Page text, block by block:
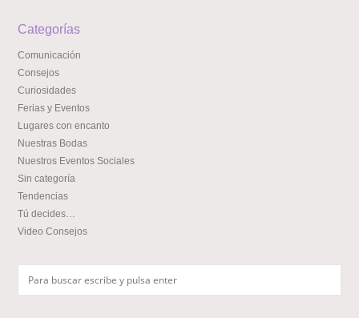
Categorías
Comunicación
Consejos
Curiosidades
Ferias y Eventos
Lugares con encanto
Nuestras Bodas
Nuestros Eventos Sociales
Sin categoría
Tendencias
Tú decides…
Video Consejos